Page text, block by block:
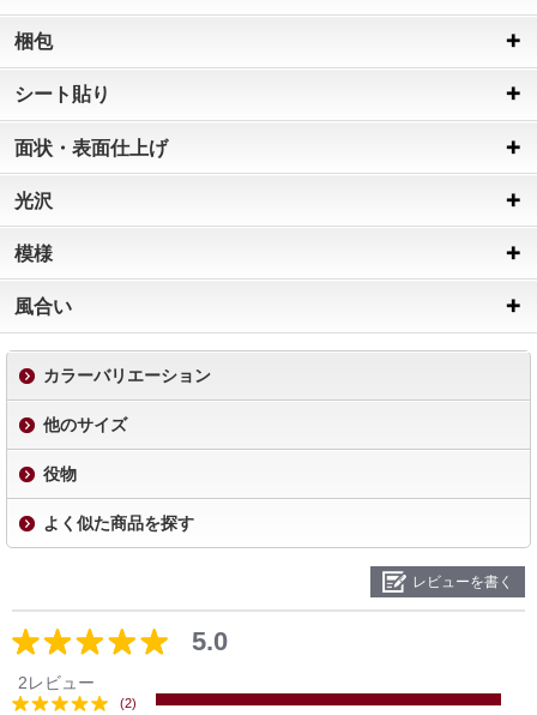
梱包
シート貼り
面状・表面仕上げ
光沢
模様
風合い
カラーバリエーション
他のサイズ
役物
よく似た商品を探す
レビューを書く
5.0
2レビュー
(2)